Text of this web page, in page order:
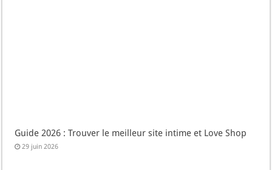
Guide 2026 : Trouver le meilleur site intime et Love Shop
29 juin 2026